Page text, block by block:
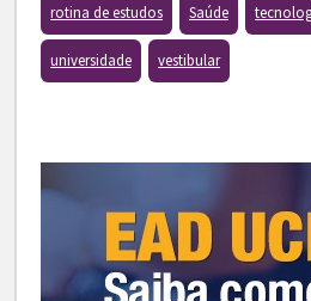
rotina de estudos Saúde
universidade vestibular